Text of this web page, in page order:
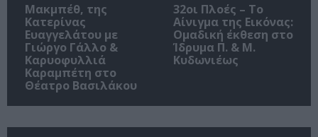
Μακμπέθ, της
Κατερίνας
Ευαγγελάτου με
Γιώργο Γάλλο &
Καρυοφυλλιά
Καραμπέτη στο
Θέατρο Βασιλάκου
32οι Πλοές – Το
Αίνιγμα της Εικόνας:
Ομαδική έκθεση στο
Ίδρυμα Π. & Μ.
Κυδωνιέως